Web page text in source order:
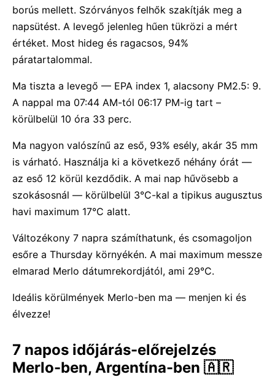
borús mellett. Szórványos felhők szakítják meg a
napsütést. A levegő jelenleg hűen tükrözi a mért
értéket. Most hideg és ragacsos, 94%
páratartalommal.
Ma tiszta a levegő — EPA index 1, alacsony PM2.5: 9.
A nappal ma 07:44 AM-tól 06:17 PM-ig tart –
körülbelül 10 óra 33 perc.
Ma nagyon valószínű az eső, 93% esély, akár 35 mm
is várható. Használja ki a következő néhány órát —
az eső 12 körül kezdődik. A mai nap hűvösebb a
szokásosnál — körülbelül 3°C-kal a tipikus augusztus
havi maximum 17°C alatt.
Változékony 7 napra számíthatunk, és csomagoljon
esőre a Thursday környékén. A mai maximum messze
elmarad Merlo dátumrekordjától, ami 29°C.
Ideális körülmények Merlo-ben ma — menjen ki és
élvezze!
7 napos időjárás-előrejelzés
Merlo-ben, Argentína-ben 🇦🇷